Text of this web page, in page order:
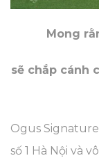
Mong
sẽ chắp cánh
Ogus
số 1 Hà Nội và